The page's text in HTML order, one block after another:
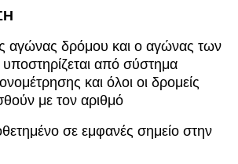
αγώνας δρόμου και ο αγώνας των
υποστηρίζεται από σύστημα
και όλοι οι δρομείς
με τον αριθμό
σε εμφανές σημείο στην